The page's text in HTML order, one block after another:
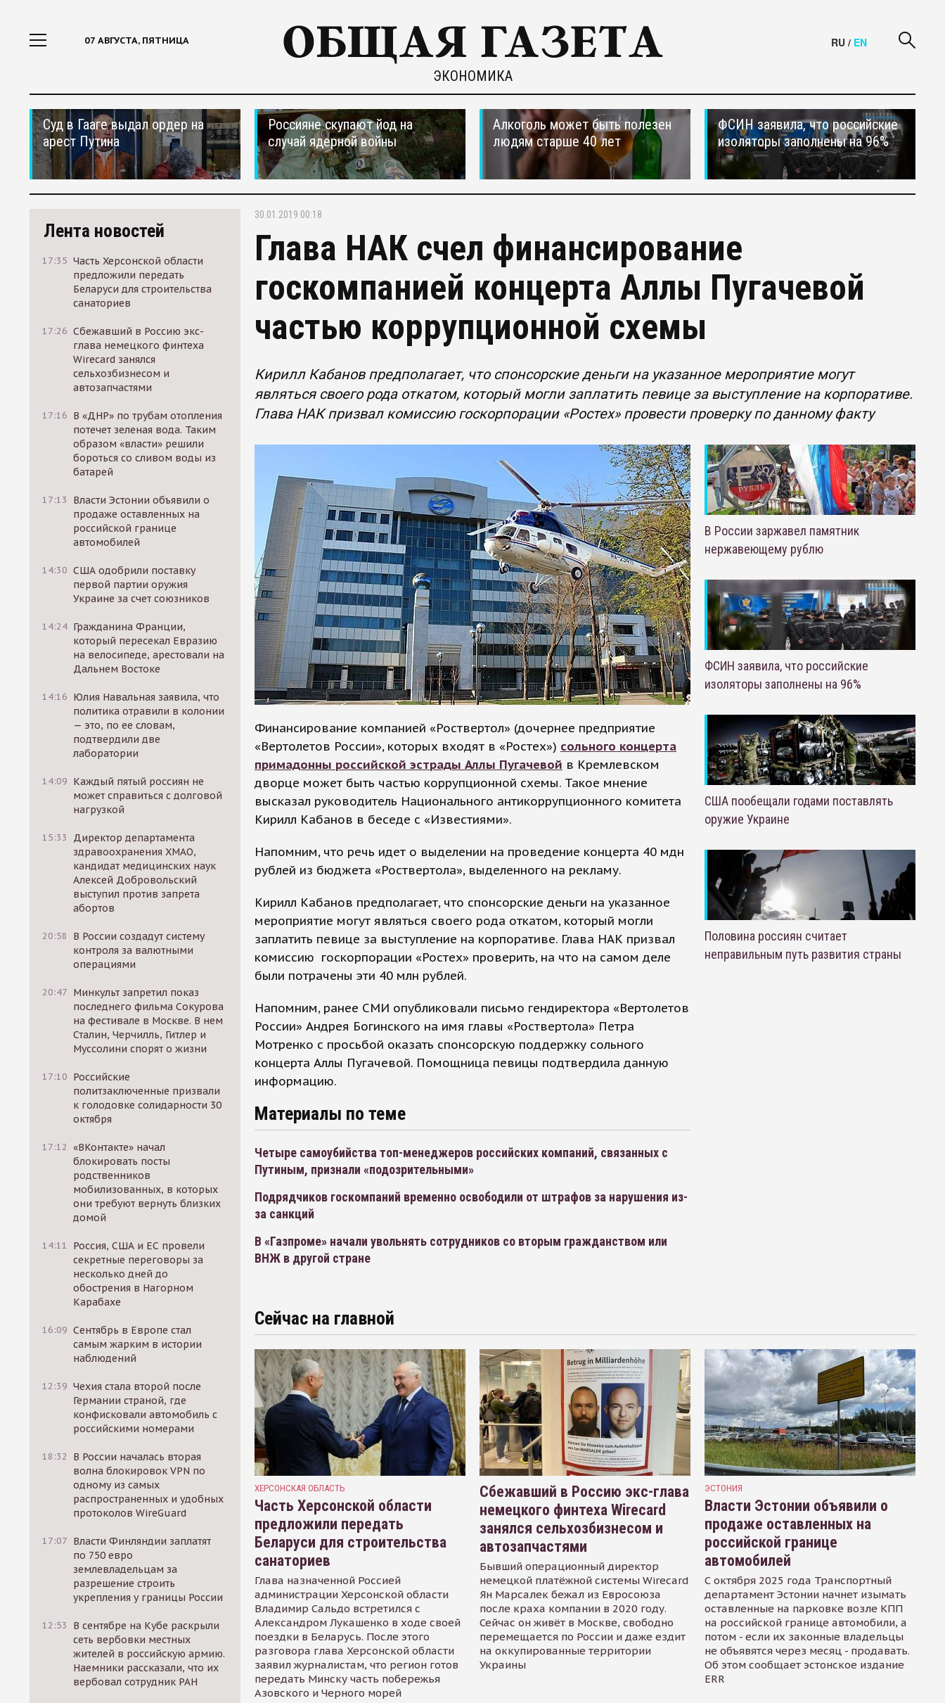
07 АВГУСТА, ПЯТНИЦА
ЭКОНОМИКА
RU / EN
Суд в Гааге выдал ордер на
арест Путина
Россияне скупают йод на
случай ядерной войны
Алкоголь может быть полезен
людям старше 40 лет
ФСИН заявила, что российские
изоляторы заполнены на 96%
Лента новостей
17:35 Часть Херсонской области
предложили передать
Беларуси для строительства
санаториев
17:26 Сбежавший в Россию экс-
глава немецкого финтеха
Wirecard занялся
сельхозбизнесом и
автозапчастями
17:16 В «ДНР» по трубам отопления
потечет зеленая вода. Таким
образом «власти» решили
бороться со сливом воды из
батарей
17:13
Власти Эстонии объявили о
продаже оставленных на
российской границе
автомобилей
14:30 США одобрили поставку
первой партии оружия
Украине за счет союзников
14:24 Гражданина Франции,
который пересекал Евразию
на велосипеде, арестовали на
Дальнем Востоке
14:16 Юлия Навальная заявила, что
политика отравили в колонии
— это, по ее словам,
подтвердили две
лаборатории
14:09 Каждый пятый россиян не
может справиться с долговой
нагрузкой
15:33
Директор департамента
здравоохранения ХМАО,
кандидат медицинских наук
Алексей Добровольский
выступил против запрета
абортов
20:58
В России создадут систему
контроля за валютными
операциями
20:47 Минкульт запретил показ
последнего фильма Сокурова
на фестивале в Москве. В нем
Сталин, Черчилль, Гитлер и
Муссолини спорят о жизни
17:10 Российские
политзаключенные призвали
к голодовке солидарности 30
октября
17:12 «ВКонтакте» начал
блокировать посты
родственников
мобилизованных, в которых
они требуют вернуть близких
домой
14:11
Россия, США и ЕС провели
секретные переговоры за
несколько дней до
обострения в Нагорном
Карабахе
16:09 Сентябрь в Европе стал
самым жарким в истории
наблюдений
12:39 Чехия стала второй после
Германии страной, где
конфисковали автомобиль с
российскими номерами
18:32
В России началась вторая
волна блокировок VPN по
одному из самых
распространенных и удобных
протоколов WireGuard
17:07 Власти Финляндии заплатят
по 750 евро
землевладельцам за
разрешение строить
укрепления у границы России
12:53
В сентябре на Кубе раскрыли
сеть вербовки местных
жителей в российскую армию.
Наемники рассказали, что их
вербовал сотрудник РАН
30.01.2019 00:18
Глава НАК счел финансирование
госкомпанией концерта Аллы Пугачевой
частью коррупционной схемы
Кирилл Кабанов предполагает, что спонсорские деньги на указанное мероприятие могут
являться своего рода откатом, который могли заплатить певице за выступление на корпоративе.
Глава НАК призвал комиссию госкорпорации «Ростех» провести проверку по данному факту
Финансирование компанией «Роствертол» (дочернее предприятие
«Вертолетов России», которых входят в «Ростех») сольного концерта
примадонны российской эстрады Аллы Пугачевой в Кремлевском
дворце может быть частью коррупционной схемы. Такое мнение
высказал руководитель Национального антикоррупционного комитета
Кирилл Кабанов в беседе с «Известиями».
Напомним, что речь идет о выделении на проведение концерта 40 мдн
рублей из бюджета «Роствертола», выделенного на рекламу.
Кирилл Кабанов предполагает, что спонсорские деньги на указанное
мероприятие могут являться своего рода откатом, который могли
заплатить певице за выступление на корпоративе. Глава НАК призвал
комиссию госкорпорации «Ростех» проверить, на что на самом деле
были потрачены эти 40 млн рублей.
Напомним, ранее СМИ опубликовали письмо гендиректора «Вертолетов
России» Андрея Богинского на имя главы «Роствертола» Петра
Мотренко с просьбой оказать спонсорскую поддержку сольного
концерта Аллы Пугачевой. Помощница певицы подтвердила данную
информацию.
Материалы по теме
Четыре самоубийства топ-менеджеров российских компаний, связанных с
Путиным, признали «подозрительными»
Подрядчиков госкомпаний временно освободили от штрафов за нарушения из-
за санкций
В «Газпроме» начали увольнять сотрудников со вторым гражданством или
ВНЖ в другой стране
В России заржавел памятник
нержавеющему рублю
ФСИН заявила, что российские
изоляторы заполнены на 96%
США пообещали годами поставлять
оружие Украине
Половина россиян считает
неправильным путь развития страны
Сейчас на главной
ХЕРСОНСКАЯ ОБЛАСТЬ
Часть Херсонской области
предложили передать
Беларуси для строительства
санаториев
Глава назначенной Россией
администрации Херсонской области
Владимир Сальдо встретился с
Александром Лукашенко в ходе своей
поездки в Беларусь. После этого
разговора глава Херсонской области
заявил журналистам, что регион готов
передать Минску часть побережья
Азовского и Черного морей
Сбежавший в Россию экс-глава
немецкого финтеха Wirecard
занялся сельхозбизнесом и
автозапчастями
Бывший операционный директор
немецкой платёжной системы Wirecard
Ян Марсалек бежал из Евросоюза
после краха компании в 2020 году.
Сейчас он живёт в Москве, свободно
перемещается по России и даже ездит
на оккупированные территории
Украины
ЭСТОНИЯ
Власти Эстонии объявили о
продаже оставленных на
российской границе
автомобилей
С октября 2025 года Транспортный
департамент Эстонии начнет изымать
оставленные на парковке возле КПП
на российской границе автомобили, а
потом - если их законные владельцы
не объявятся через месяц - продавать.
Об этом сообщает эстонское издание
ERR